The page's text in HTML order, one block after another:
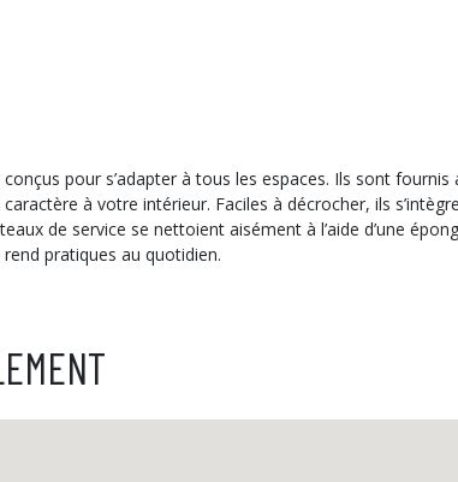
conçus pour s’adapter à tous les espaces. Ils sont
à votre intérieur. Faciles à décrocher, ils
de service se nettoient aisément à l’aide d’une
pratiques au quotidien.